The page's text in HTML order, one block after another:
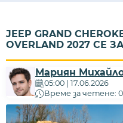
JEEP GRAND
OVERLAND 2027 СЕ
Мариян
05:00 | 17.06.2026
Време за четене: